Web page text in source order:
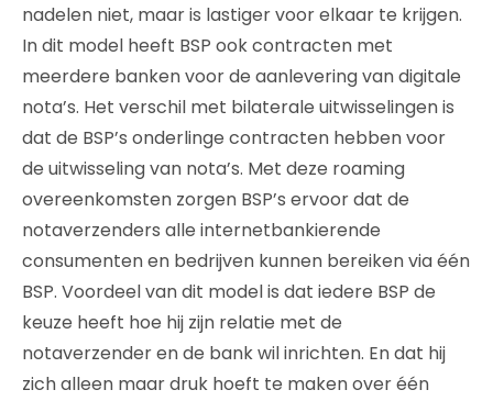
nadelen niet, maar is lastiger voor elkaar te krijgen.
In dit model heeft BSP ook contracten met
meerdere banken voor de aanlevering van digitale
nota’s. Het verschil met bilaterale uitwisselingen is
dat de BSP’s onderlinge contracten hebben voor
de uitwisseling van nota’s. Met deze roaming
overeenkomsten zorgen BSP’s ervoor dat de
notaverzenders alle internetbankierende
consumenten en bedrijven kunnen bereiken via één
BSP. Voordeel van dit model is dat iedere BSP de
keuze heeft hoe hij zijn relatie met de
notaverzender en de bank wil inrichten. En dat hij
zich alleen maar druk hoeft te maken over één